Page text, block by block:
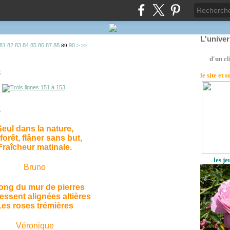
81 82 83 84 85 86 87 88 89 90 100
200
300
400
> >>
dans la nature,
forêt, flâner sans but,
matinale.
Bruno
du mur de pierres
alignées altières
roses trémières
Véronique
d'un
le site et
les